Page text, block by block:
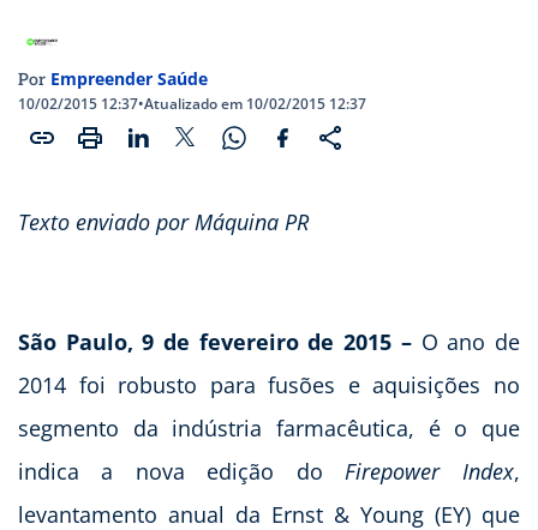
Por Empreender Saúde
10/02/2015 12:37•Atualizado em 10/02/2015 12:37
Texto enviado por Máquina PR
São Paulo, 9 de fevereiro de 2015 –O ano de
2014 foi robusto para fusões e aquisições no
segmento da indústria farmacêutica, é o que
indica a nova edição doFirepower Index,
levantamento anual da Ernst & Young (EY) que